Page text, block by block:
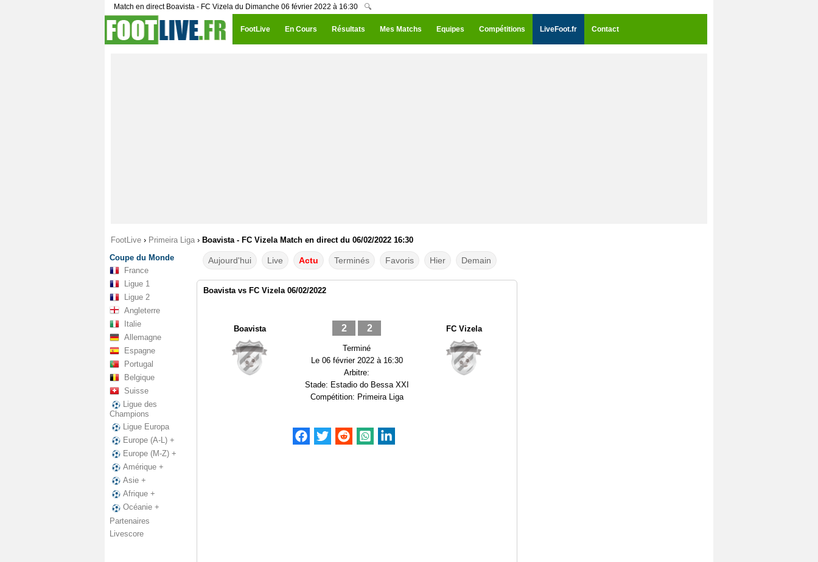
Match en direct Boavista - FC Vizela du Dimanche 06 février 2022 à 16:30 🔍
FootLive En Cours Résultats Mes Matchs Equipes Compétitions LiveFoot.fr Contact
FootLive › Primeira Liga › Boavista - FC Vizela Match en direct du 06/02/2022 16:30
Coupe du Monde
France
Ligue 1
Ligue 2
Angleterre
Italie
Allemagne
Espagne
Portugal
Belgique
Suisse
Ligue des
Champions
Ligue Europa
Europe (A-L) +
Europe (M-Z) +
Amérique +
Asie +
Afrique +
Océanie +
Partenaires
Livescore
Aujourd'hui Live Actu Terminés Favoris Hier Demain
Boavista vs FC Vizela 06/02/2022
Boavista 2 2
Terminé
Le 06 février 2022 à 16:30
Arbitre:
Stade: Estadio do Bessa XXI
Compétition: Primeira Liga
FC Vizela